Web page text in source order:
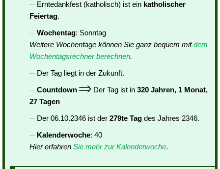
Erntedankfest (katholisch) ist ein katholischer
Feiertag.
Wochentag: Sonntag
Weitere Wochentage können Sie ganz bequem mitdem
Wochentagsrechner berechnen.
Der Tag liegt in der Zukunft.
Countdown
Der Tag ist in 320 Jahren, 1 Monat,
27 Tagen
Der 06.10.2346 ist der 279te Tag des Jahres 2346.
Kalenderwoche: 40
Hier erfahren Sie mehr zur Kalenderwoche.